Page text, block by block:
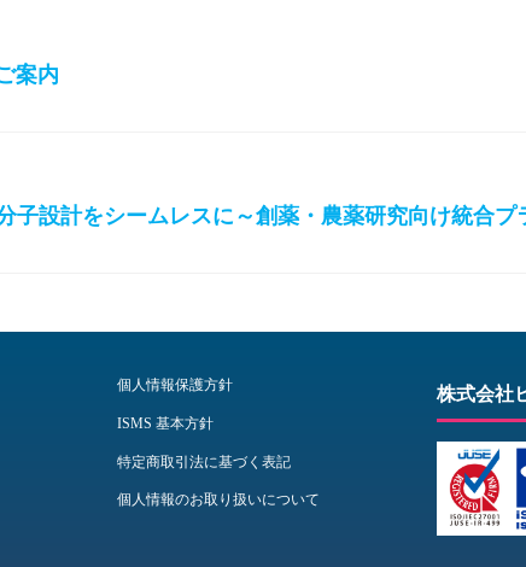
案内
子設計をシームレスに～創薬・農薬研究向け統合プ
個人情報保護方針
ISMS 基本方針
特定商取引法に基づく表記
個人情報のお取り扱いについて
株式会社